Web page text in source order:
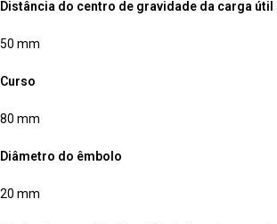
Distância do centro de gravidade da carga útil
50 mm
Curso
80 mm
Diâmetro do êmbolo
20 mm